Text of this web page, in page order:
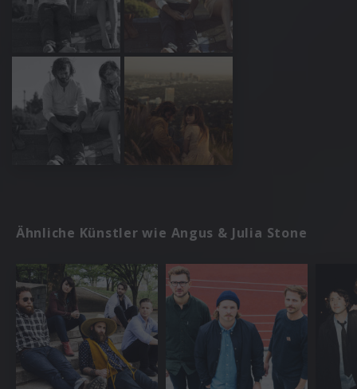
Ähnliche Künstler wie Angus & Julia Stone